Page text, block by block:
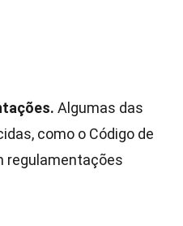
Algumas das
como o Código de
regulamentações